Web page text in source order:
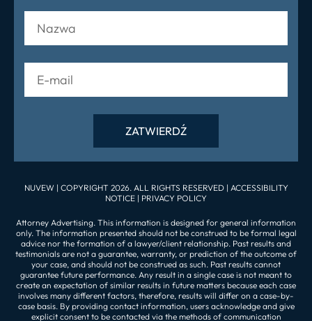
NUVEW | COPYRIGHT 2026. ALL RIGHTS RESERVED | ACCESSIBILITY
NOTICE | PRIVACY POLICY
Attorney Advertising. This information is designed for general information
only. The information presented should not be construed to be formal legal
advice nor the formation of a lawyer/client relationship. Past results and
testimonials are not a guarantee, warranty, or prediction of the outcome of
your case, and should not be construed as such. Past results cannot
guarantee future performance. Any result in a single case is not meant to
create an expectation of similar results in future matters because each case
involves many different factors, therefore, results will differ on a case-by-
case basis. By providing contact information, users acknowledge and give
explicit consent to be contacted via the methods of communication